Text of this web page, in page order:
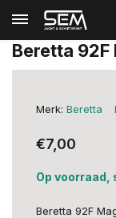
Terug Home
Beretta
Merk: Beretta
€7,00
Op voorraad,
Beretta 92F